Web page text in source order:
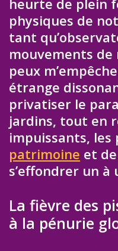
physiques de
tant
mouvements
peux
étrange
privatiser le
jardins, tout en
impuissants,
patrimoine et
s’effondrer un à
La fièvre des
à la pénurie